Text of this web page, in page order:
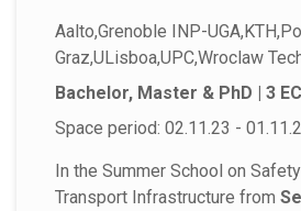
Aalto,Grenoble INP-
Graz,ULisboa,UPC,Wroclaw
Bachelor, Master & PhD | 3
Space period: 02.11.23 -
In the Summer School on
Transport Infrastructure from